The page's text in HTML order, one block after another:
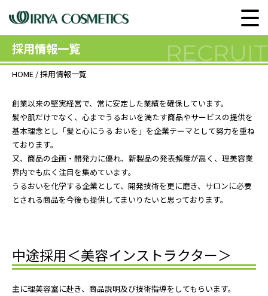
採用情報一覧 RECRUIT
HOME / 採用情報一覧
創業以来の堅実経営で、常に安定した業績を確保しています。
髪や肌だけでなく、心までうるおいを満たす商品やサービスの提供を
基本理念とし「髪と心にうる おいを」を企業テーマとして努力を重ね
ております。
又、商品の企画・開発力に優れ、新製品の発表頻度が高く、理美容業
界内でも広く注目を集めています。
うるおいを化学する企業として、開発技術を更に磨き、サロンに必要
とされる商品を今後も提供してまいりたいと思っております。
中途採用＜美容インストラクター＞
主に理美容室に赴き、商品説明及び技術指導をしてもらいます。